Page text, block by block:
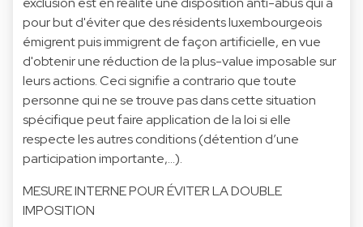
pour but d'éviter que des résidents luxembourgeois
émigrent puis immigrent de façon artificielle, en vue
d'obtenir une réduction de la plus-value imposable sur
leurs actions. Ceci signifie a contrario que toute
personne qui ne se trouve pas dans cette situation
spécifique peut faire application de la loi si elle
respecte les autres conditions (détention d’une
participation importante,…).
MESURE INTERNE POUR ÉVITER LA DOUBLE
IMPOSITION